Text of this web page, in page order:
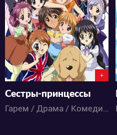
1 0
+
Сестры-принцессы
Гарем / Драма / Комедия / Повседневность / Романтика / Аниме